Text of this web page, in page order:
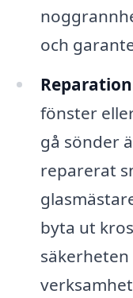
och
fönster
gå sönder
reparerat
byta ut